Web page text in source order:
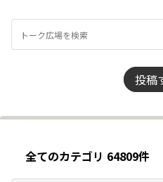
投稿
全てのカテゴリ 64809件